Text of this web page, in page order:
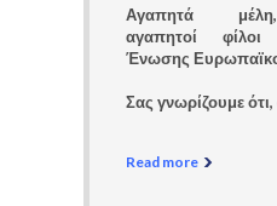
Αγαπητά μέλη,
αγαπητοί
Ένωσης
Σας γνωρίζουμε
Read more